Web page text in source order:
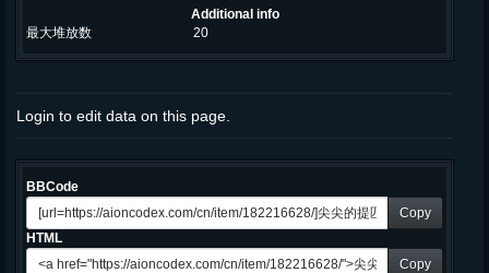
Additional info
最大堆放数
20
Login to edit data on this page.
BBCode
Copy
HTML
Copy